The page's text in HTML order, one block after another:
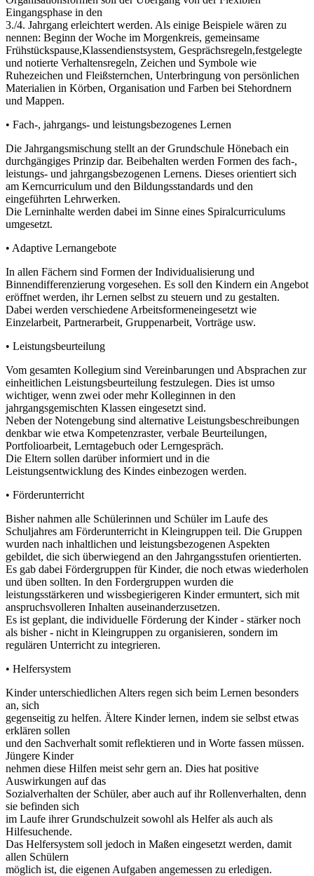
Eingangsphase in den
3./4. Jahrgang erleichtert werden. Als einige Beispiele wären zu
nennen: Beginn der Woche im Morgenkreis, gemeinsame
Frühstückspause,Klassendienstsystem, Gesprächsregeln,festgelegte
und notierte Verhaltensregeln, Zeichen und Symbole wie
Ruhezeichen und Fleißsternchen, Unterbringung von persönlichen
Materialien in Körben, Organisation und Farben bei Stehordnern
und Mappen.
• Fach-, jahrgangs- und leistungsbezogenes Lernen
Die Jahrgangsmischung stellt an der Grundschule Hönebach ein
durchgängiges Prinzip dar. Beibehalten werden Formen des fach-,
leistungs- und jahrgangsbezogenen Lernens. Dieses orientiert sich
am Kerncurriculum und den Bildungsstandards und den
eingeführten Lehrwerken.
Die Lerninhalte werden dabei im Sinne eines Spiralcurriculums
umgesetzt.
• Adaptive Lernangebote
In allen Fächern sind Formen der Individualisierung und
Binnendifferenzierung vorgesehen. Es soll den Kindern ein Angebot
eröffnet werden, ihr Lernen selbst zu steuern und zu gestalten.
Dabei werden verschiedene Arbeitsformeneingesetzt wie
Einzelarbeit, Partnerarbeit, Gruppenarbeit, Vorträge usw.
• Leistungsbeurteilung
Vom gesamten Kollegium sind Vereinbarungen und Absprachen zur
einheitlichen Leistungsbeurteilung festzulegen. Dies ist umso
wichtiger, wenn zwei oder mehr Kolleginnen in den
jahrgangsgemischten Klassen eingesetzt sind.
Neben der Notengebung sind alternative Leistungsbeschreibungen
denkbar wie etwa Kompetenzraster, verbale Beurteilungen,
Portfolioarbeit, Lerntagebuch oder Lerngespräch.
Die Eltern sollen darüber informiert und in die
Leistungsentwicklung des Kindes einbezogen werden.
• Förderunterricht
Bisher nahmen alle Schülerinnen und Schüler im Laufe des
Schuljahres am Förderunterricht in Kleingruppen teil. Die Gruppen
wurden nach inhaltlichen und leistungsbezogenen Aspekten
gebildet, die sich überwiegend an den Jahrgangsstufen orientierten.
Es gab dabei Fördergruppen für Kinder, die noch etwas wiederholen
und üben sollten. In den Fordergruppen wurden die
leistungsstärkeren und wissbegierigeren Kinder ermuntert, sich mit
anspruchsvolleren Inhalten auseinanderzusetzen.
Es ist geplant, die individuelle Förderung der Kinder - stärker noch
als bisher - nicht in Kleingruppen zu organisieren, sondern im
regulären Unterricht zu integrieren.
• Helfersystem
Kinder unterschiedlichen Alters regen sich beim Lernen besonders
an, sich
gegenseitig zu helfen. Ältere Kinder lernen, indem sie selbst etwas
erklären sollen
und den Sachverhalt somit reflektieren und in Worte fassen müssen.
Jüngere Kinder
nehmen diese Hilfen meist sehr gern an. Dies hat positive
Auswirkungen auf das
Sozialverhalten der Schüler, aber auch auf ihr Rollenverhalten, denn
sie befinden sich
im Laufe ihrer Grundschulzeit sowohl als Helfer als auch als
Hilfesuchende.
Das Helfersystem soll jedoch in Maßen eingesetzt werden, damit
allen Schülern
möglich ist, die eigenen Aufgaben angemessen zu erledigen.